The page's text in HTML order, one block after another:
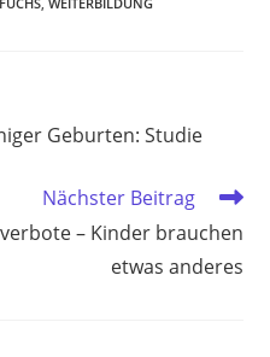
Geburten: Studie
Nächster Beitrag
– Kinder brauchen
etwas anderes